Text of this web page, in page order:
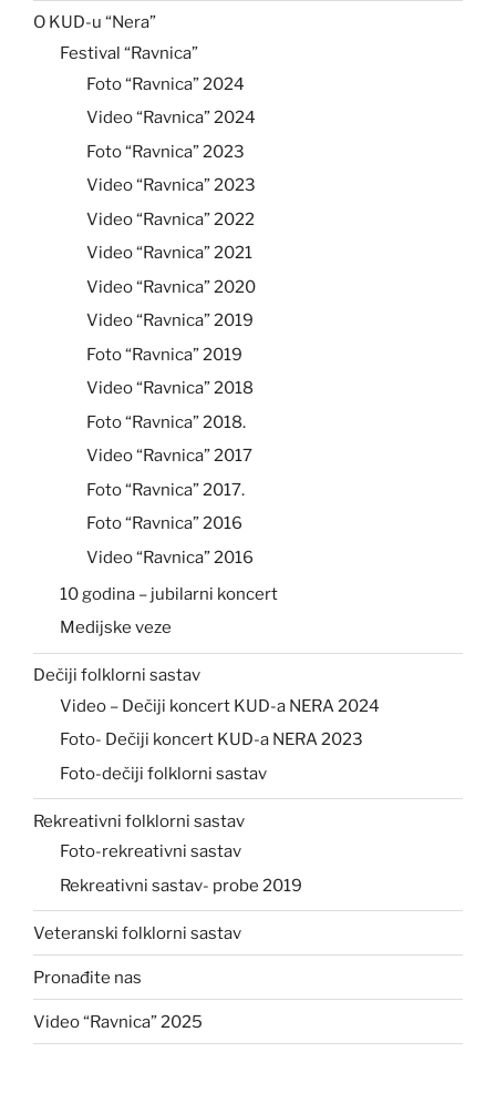
O KUD-u “Nera”
Festival “Ravnica”
Foto “Ravnica” 2024
Video “Ravnica” 2024
Foto “Ravnica” 2023
Video “Ravnica” 2023
Video “Ravnica” 2022
Video “Ravnica” 2021
Video “Ravnica” 2020
Video “Ravnica” 2019
Foto “Ravnica” 2019
Video “Ravnica” 2018
Foto “Ravnica” 2018.
Video “Ravnica” 2017
Foto “Ravnica” 2017.
Foto “Ravnica” 2016
Video “Ravnica” 2016
10 godina – jubilarni koncert
Medijske veze
Dečiji folklorni sastav
Video – Dečiji koncert KUD-a NERA 2024
Foto- Dečiji koncert KUD-a NERA 2023
Foto-dečiji folklorni sastav
Rekreativni folklorni sastav
Foto-rekreativni sastav
Rekreativni sastav- probe 2019
Veteranski folklorni sastav
Pronađite nas
Video “Ravnica” 2025